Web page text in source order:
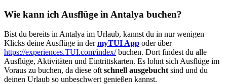
Wie kann ich Ausflüge in Antalya buchen?
Bist du bereits in Antalya im Urlaub, kannst du in nur wenigen
Klicks deine Ausflüge in der myTUI App oder über
https://experiences.TUI.com/index/buchen. Dort findest du alle
Ausflüge, Aktivitäten und Eintrittskarten. Es lohnt sich Ausflüge im
Voraus zu buchen, da diese oft schnell ausgebucht sind und du
deinen Urlaub so unbeschwert genießen kannst.